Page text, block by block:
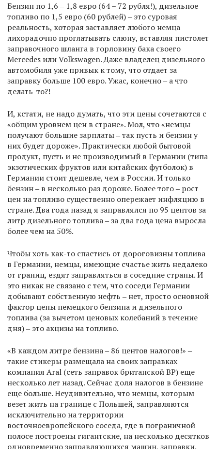
Бензин по 1,6 ‒ 1,8 евро (64 – 72 рубля!), дизельное
топливо по 1,5 евро (60 рублей) ‒ это суровая
реальность, которая заставляет любого немца
лихорадочно проглатывать слюну, вставляя пистолет
заправочного шланга в горловину бака своего
Mercedes или Volkswagen. Даже владелец дизельного
автомобиля уже привык к тому, что отдает за
заправку больше 100 евро. Ужас, конечно ‒ а что
делать-то?!
И, кстати, не надо думать, что эти цены сочетаются с
«общим уровнем цен в стране». Мол, что «немцы
получают большие зарплаты ‒ так пусть и бензин у
них будет дороже». Практически любой бытовой
продукт, пусть и не производимый в Германии (типа
экзотических фруктов или китайских футболок) в
Германии стоит дешевле, чем в России. И только
бензин ‒ в несколько раз дороже. Более того ‒ рост
цен на топливо существенно опережает инфляцию в
стране. Два года назад я заправлялся по 95 центов за
литр дизельного топлива ‒ за два года цена выросла
более чем на 50%.
Чтобы хоть как-то спастись от дороговизны топлива
в Германии, немцы, имеющие счастье жить недалеко
от границ, ездят заправляться в соседние страны. И
это никак не связано с тем, что соседи Германии
добывают собственную нефть ‒ нет, просто основной
фактор цены немецкого бензина и дизельного
топлива (за вычетом ценовых колебаний в течение
дня) ‒ это акцизы на топливо.
«В каждом литре бензина ‒ 86 центов налогов!» ‒
такие стикеры размещала на своих заправках
компания Aral (сеть заправок британской BP) еще
несколько лет назад. Сейчас доля налогов в бензине
еще больше. Неудивительно, что немцы, которым
везет жить на границе с Польшей, заправляются
исключительно на территории
восточноевропейского соседа, где в пограничной
полосе построены гигантские, на несколько десятков
одновременно заправляющихся машин, заправки.